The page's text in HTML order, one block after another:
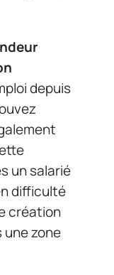
depuis
un salarié
difficulté
création
une zone